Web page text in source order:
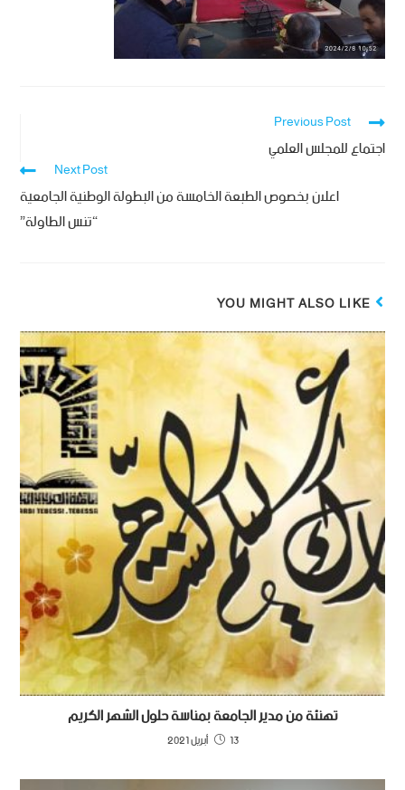
Previous Post
اجتماع للمجلس العلمي
Next Post
اعلان بخصوص الطبعة الخامسة من البطولة الوطنية الجامعية
“تنس الطاولة”
YOU MIGHT ALSO LIKE
تهنئة من مدير الجامعة بمناسة حلول الشهر الكريم
13 أبريل 2021